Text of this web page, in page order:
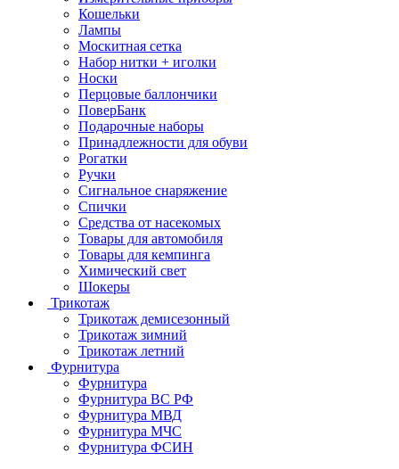
Кошельки
Лампы
Москитная сетка
Набор нитки + иголки
Носки
Перцовые баллончики
ПоверБанк
Подарочные наборы
Принадлежности для обуви
Рогатки
Ручки
Сигнальное снаряжение
Спички
Средства от насекомых
Товары для автомобиля
Товары для кемпинга
Химический свет
Шокеры
Трикотаж
Трикотаж демисезонный
Трикотаж зимний
Трикотаж летний
Фурнитура
Фурнитура
Фурнитура ВС РФ
Фурнитура МВД
Фурнитура МЧС
Фурнитура ФСИН